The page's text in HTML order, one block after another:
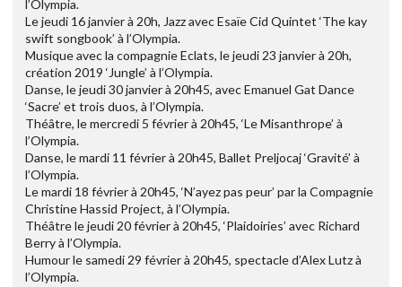
l’Olympia.
Le jeudi 16 janvier à 20h, Jazz avec Esaïe Cid Quintet ‘The kay
swift songbook’ à l’Olympia.
Musique avec la compagnie Eclats, le jeudi 23 janvier à 20h,
création 2019 ‘Jungle’ à l’Olympia.
Danse, le jeudi 30 janvier à 20h45, avec Emanuel Gat Dance
‘Sacre’ et trois duos, à l’Olympia.
Théâtre, le mercredi 5 février à 20h45, ‘Le Misanthrope’ à
l’Olympia.
Danse, le mardi 11 février à 20h45, Ballet Preljocaj ‘Gravité’ à
l’Olympia.
Le mardi 18 février à 20h45, ‘N’ayez pas peur’ par la Compagnie
Christine Hassid Project, à l’Olympia.
Théâtre le jeudi 20 février à 20h45, ‘Plaidoiries’ avec Richard
Berry à l’Olympia.
Humour le samedi 29 février à 20h45, spectacle d’Alex Lutz à
l’Olympia.